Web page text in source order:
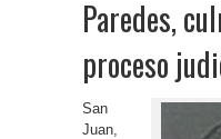
Paredes,
proceso
San
Juan,